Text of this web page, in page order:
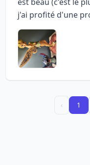
j'ai profité d'une
‹ 1